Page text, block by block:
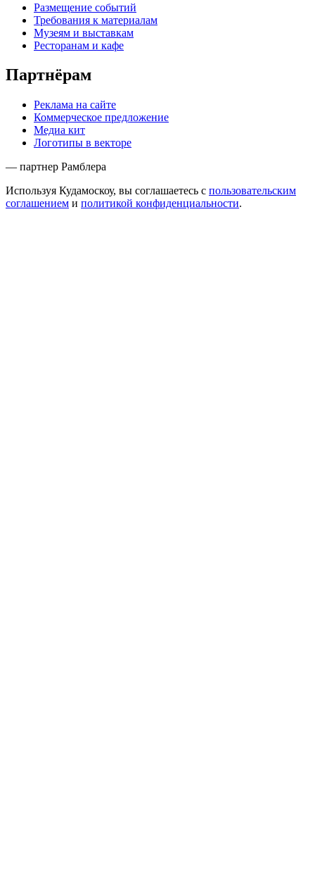
Размещение событий
Требования к материалам
Музеям и выставкам
Ресторанам и кафе
Партнёрам
Реклама на сайте
Коммерческое предложение
Медиа кит
Логотипы в векторе
— партнер Рамблера
Используя Кудамоскоу, вы соглашаетесь с пользовательским
соглашением и политикой конфиденциальности.